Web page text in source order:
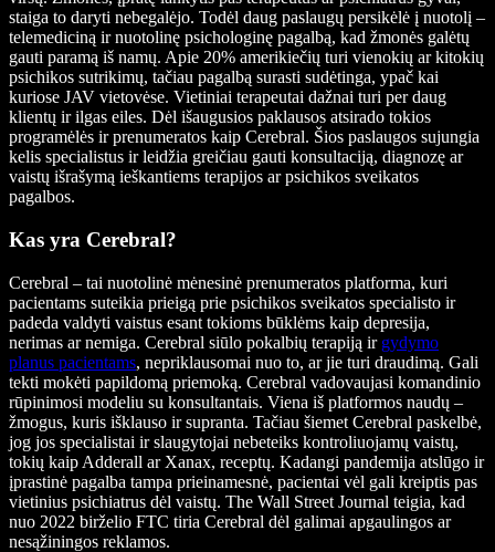
staiga to daryti nebegalėjo. Todėl daug paslaugų persikėlė į nuotolį –
telemediciną ir nuotolinę psichologinę pagalbą, kad žmonės galėtų
gauti paramą iš namų. Apie 20% amerikiečių turi vienokių ar kitokių
psichikos sutrikimų, tačiau pagalbą surasti sudėtinga, ypač kai
kuriose JAV vietovėse. Vietiniai terapeutai dažnai turi per daug
klientų ir ilgas eiles. Dėl išaugusios paklausos atsirado tokios
programėlės ir prenumeratos kaip Cerebral. Šios paslaugos sujungia
kelis specialistus ir leidžia greičiau gauti konsultaciją, diagnozę ar
vaistų išrašymą ieškantiems terapijos ar psichikos sveikatos
pagalbos.
Kas yra Cerebral?
Cerebral – tai nuotolinė mėnesinė prenumeratos platforma, kuri
pacientams suteikia prieigą prie psichikos sveikatos specialisto ir
padeda valdyti vaistus esant tokioms būklėms kaip depresija,
nerimas ar nemiga. Cerebral siūlo pokalbių terapiją ir gydymo
planus pacientams, nepriklausomai nuo to, ar jie turi draudimą. Gali
tekti mokėti papildomą priemoką. Cerebral vadovaujasi komandinio
rūpinimosi modeliu su konsultantais. Viena iš platformos naudų –
žmogus, kuris išklauso ir supranta. Tačiau šiemet Cerebral paskelbė,
jog jos specialistai ir slaugytojai nebeteiks kontroliuojamų vaistų,
tokių kaip Adderall ar Xanax, receptų. Kadangi pandemija atslūgo ir
įprastinė pagalba tampa prieinamesnė, pacientai vėl gali kreiptis pas
vietinius psichiatrus dėl vaistų. The Wall Street Journal teigia, kad
nuo 2022 birželio FTC tiria Cerebral dėl galimai apgaulingos ar
nesąžiningos reklamos.